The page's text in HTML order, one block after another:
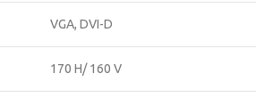
VGA, DVI-D
170 H/ 160 V